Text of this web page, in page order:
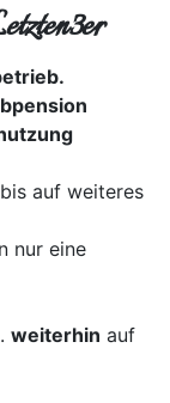
auf weiteres
nur eine
weiterhin auf